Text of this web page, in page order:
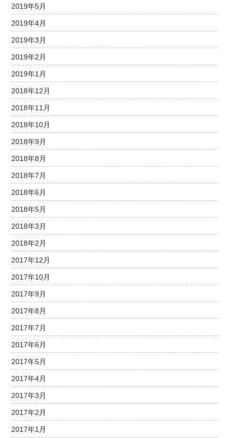
2019年5月
2019年4月
2019年3月
2019年2月
2019年1月
2018年12月
2018年11月
2018年10月
2018年9月
2018年8月
2018年7月
2018年6月
2018年5月
2018年3月
2018年2月
2017年12月
2017年10月
2017年9月
2017年8月
2017年7月
2017年6月
2017年5月
2017年4月
2017年3月
2017年2月
2017年1月